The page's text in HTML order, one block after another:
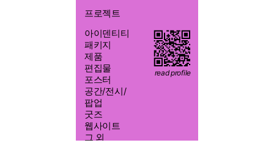
프로젝트
아이덴티티
패키지
제품
편집물
포스터
공간/전시/
팝업
굿즈
웹사이트
그 외
read profile
2026/08/7 03:36:33
yeoleum.kr@gmail.com